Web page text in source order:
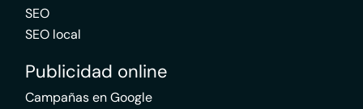
SEO
SEO local
Publicidad online
Campañas en Google